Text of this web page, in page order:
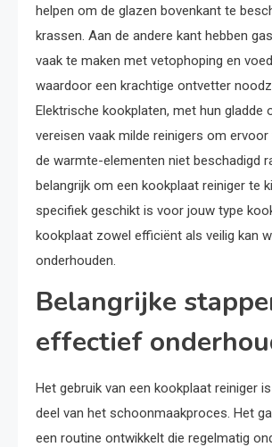
helpen om de glazen bovenkant te
krassen. Aan de andere kant hebben
vaak te maken met vetophoping en
waardoor een krachtige ontvetter
Elektrische kookplaten, met hun gladde
vereisen vaak milde reinigers om
de warmte-elementen niet beschadigd
belangrijk om een kookplaat reiniger te
specifiek geschikt is voor jouw type
kookplaat zowel efficiënt als veilig kan
onderhouden.
Belangrijke
effectief
Het gebruik van een kookplaat reiniger
deel van het schoonmaakproces. Het
een routine ontwikkelt die regelmatig